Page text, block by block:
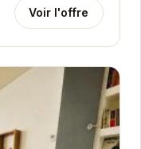
Voir l'offre